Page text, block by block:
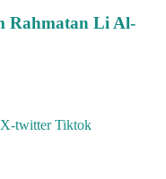
Rahmatan Li Al-
X-twitter Tiktok